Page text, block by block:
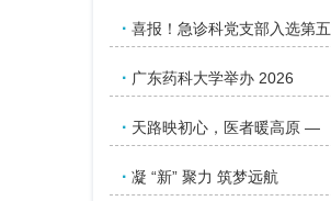
· 喜报！急诊科党支部入选第五
· 广东药科大学举办 2026
· 天路映初心，医者暖高原 —
· 凝 “新” 聚力 筑梦远航